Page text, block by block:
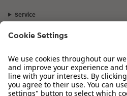
Service
Sortiment